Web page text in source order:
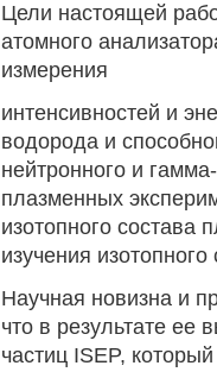
Цели настоящей
атомного
измерения
интенсивностей и
водорода и
нейтронного и
плазменных
изотопного состава
изучения
Научная новизна и
что в результате ее
частиц ISEP,